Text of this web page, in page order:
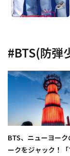
#BTS(防弾
BTS、ニューヨー
ークをジャック！